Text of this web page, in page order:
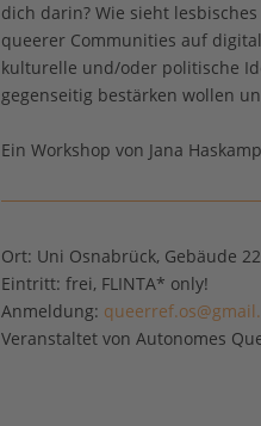
dich darin? Wie sieht
queerer Communities auf
kulturelle und/oder politische
gegenseitig bestärken wollen
Ein Workshop von Jana Haskamp
Ort: Uni Osnabrück, Gebäude
Eintritt: frei, FLINTA* only!
Anmeldung:
Veranstaltet von Autonomes